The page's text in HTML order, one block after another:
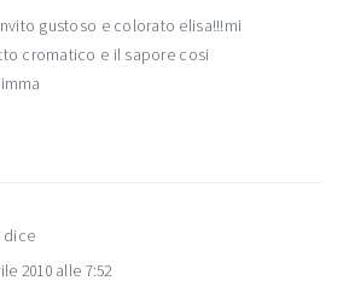
gustoso e colorato elisa!!!mi
cromatico e il sapore cosi
dice
2010 alle 7:52